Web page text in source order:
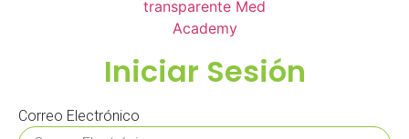
Iniciar Sesión
Correo Electrónico